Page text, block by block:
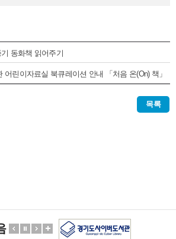
동화책 읽어주기
어린이자료실 북큐레이션 안내 「처음 온(On) 책」
목록